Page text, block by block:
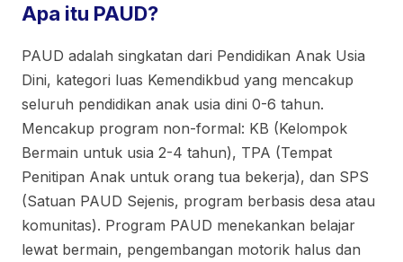
Apa itu PAUD?
PAUD adalah singkatan dari Pendidikan Anak Usia
Dini, kategori luas Kemendikbud yang mencakup
seluruh pendidikan anak usia dini 0-6 tahun.
Mencakup program non-formal: KB (Kelompok
Bermain untuk usia 2-4 tahun), TPA (Tempat
Penitipan Anak untuk orang tua bekerja), dan SPS
(Satuan PAUD Sejenis, program berbasis desa atau
komunitas). Program PAUD menekankan belajar
lewat bermain, pengembangan motorik halus dan